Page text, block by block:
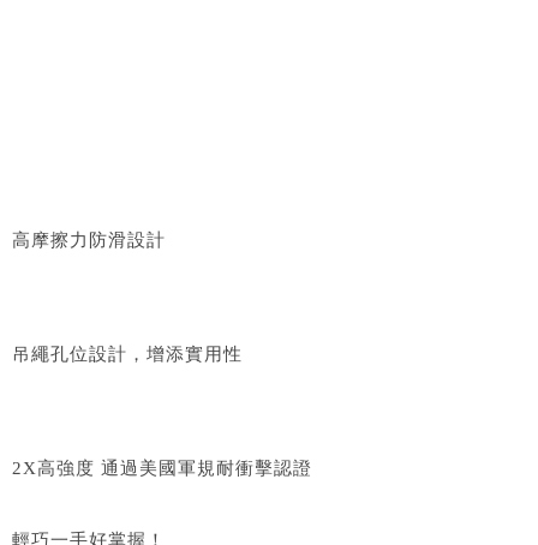
高摩擦力防滑設計
吊繩孔位設計，增添實用性
2X高強度 通過美國軍規耐衝擊認證
輕巧一手好掌握！